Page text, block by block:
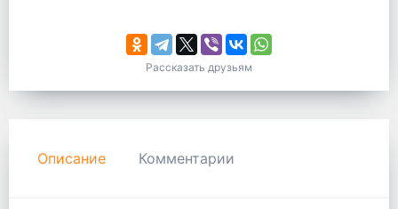
Рассказать друзьям
Описание Комментарии